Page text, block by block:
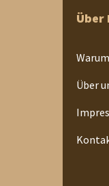
Über
Über